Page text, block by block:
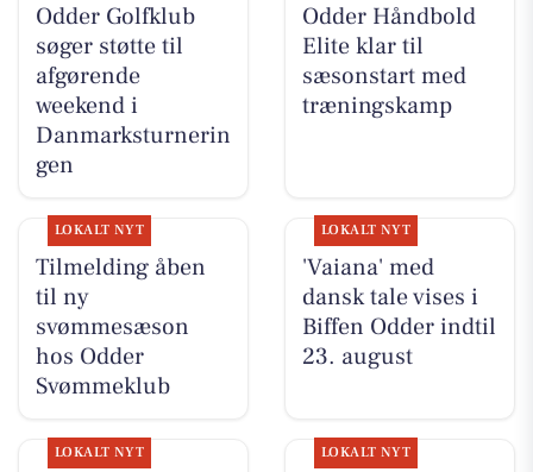
Odder Golfklub
søger støtte til
afgørende
weekend i
Danmarksturnerin
gen
Odder Håndbold
Elite klar til
sæsonstart med
træningskamp
LOKALT NYT
Tilmelding åben
til ny
svømmesæson
hos Odder
Svømmeklub
LOKALT NYT
'Vaiana' med
dansk tale vises i
Biffen Odder indtil
23. august
LOKALT NYT LOKALT NYT